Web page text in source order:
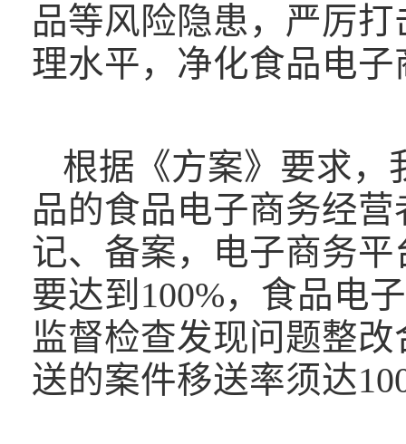
品等风险隐患，严厉
理水平，净化食品电
根据《方案》要求，
品的食品电子商务经
记、备案，电子商务
要达到100%，食品电
监督检查发现问题整
送的案件移送率须达